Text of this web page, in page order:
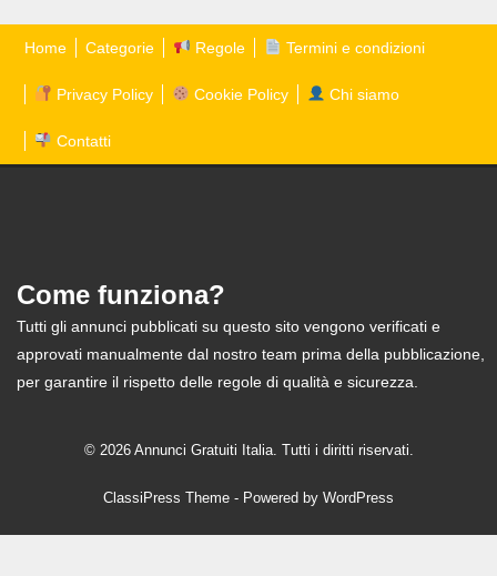
Home Categorie Regole Termini e condizioni
Privacy Policy Cookie Policy Chi siamo
Contatti
Come funziona?
Tutti gli annunci pubblicati su questo sito vengono verificati e
approvati manualmente dal nostro team prima della pubblicazione,
per garantire il rispetto delle regole di qualità e sicurezza.
© 2026 Annunci Gratuiti Italia. Tutti i diritti riservati.
ClassiPress Theme - Powered by WordPress